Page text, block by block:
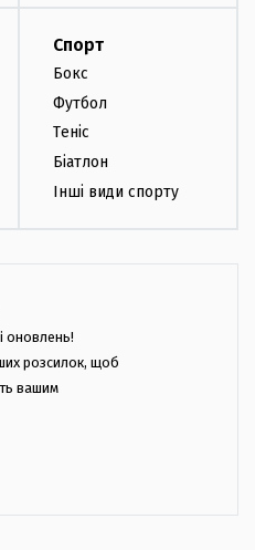
Спорт
Бокс
Футбол
Теніс
Біатлон
Інші види спорту
оновлень!
розсилок, щоб
вашим